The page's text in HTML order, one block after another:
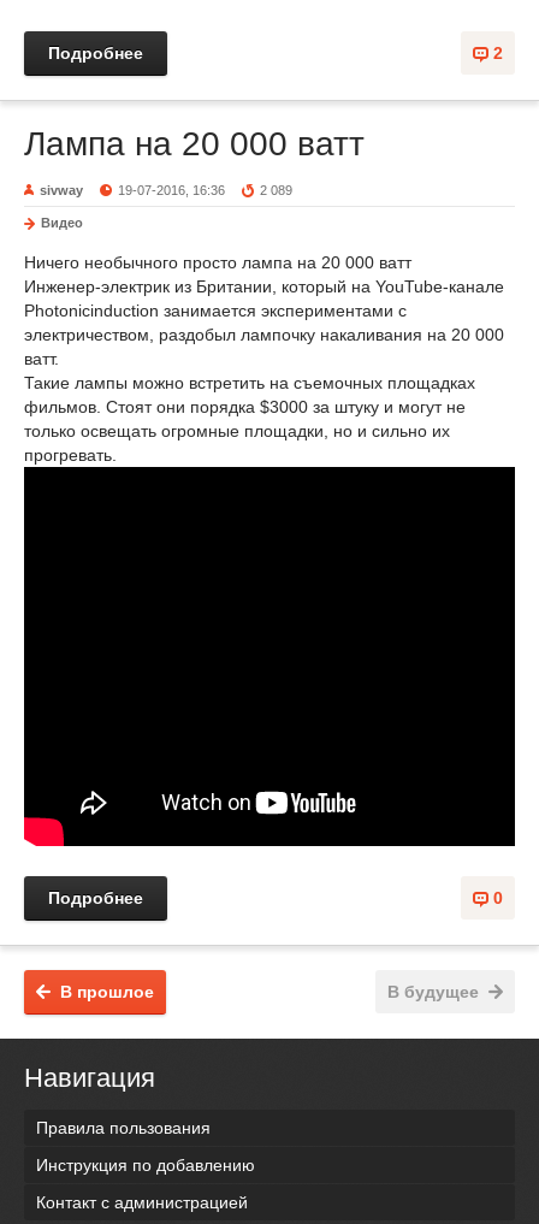
2
Подробнее
Лампа на 20 000 ватт
sivway 19-07-2016, 16:36 2 089
Видео
Ничего необычного просто лампа на 20 000 ватт
Инженер-электрик из Британии, который на YouTube-канале
Photonicinduction занимается экспериментами с
электричеством, раздобыл лампочку накаливания на 20 000
ватт.
Такие лампы можно встретить на съемочных площадках
фильмов. Стоят они порядка $3000 за штуку и могут не
только освещать огромные площадки, но и сильно их
прогревать.
0
Подробнее
В будущее
В прошлое
Навигация
Правила пользования
Инструкция по добавлению
Контакт с администрацией